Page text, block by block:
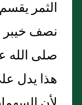
الثمر
نصف خيبر
صلى الله
هذا يدل